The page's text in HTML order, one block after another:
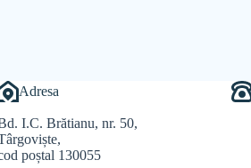
Adresa
I.C. Brătianu, nr. 50,
poștal 130055